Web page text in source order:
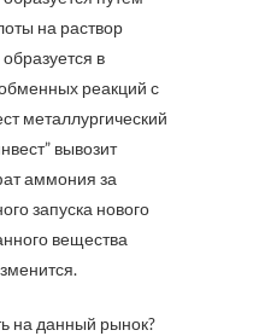
на раствор
в
реакций с
металлургический
вывозит
аммония за
запуска нового
вещества
на данный рынок?